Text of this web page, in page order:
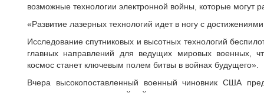
возможные технологии электронной войны, которые могут
«Развитие лазерных технологий идет в ногу с
Исследование спутниковых и высотных технологий
главных направлений для ведущих мировых военных,
космос станет ключевым полем битвы в войнах будущего».
Вчера высокопоставленный военный чиновник США